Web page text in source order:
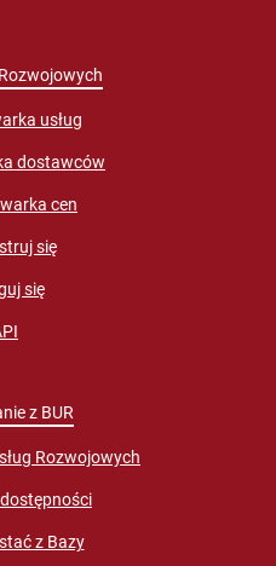
usług
dostawców
cen
się
się
z BUR
Rozwojowych
z Bazy